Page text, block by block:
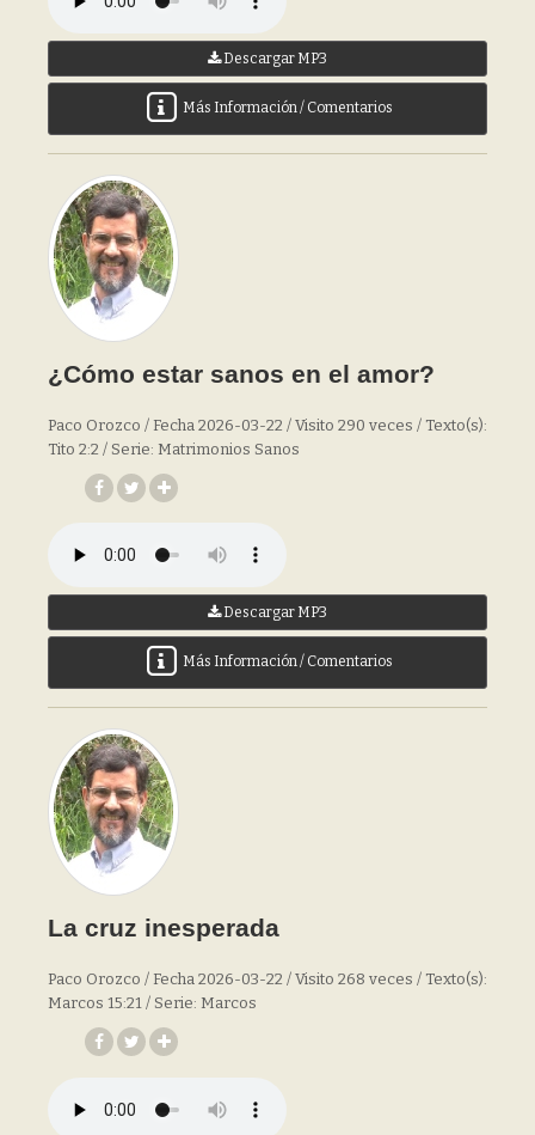
Descargar MP3
Más Información / Comentarios
¿Cómo estar sanos en el amor?
Paco Orozco / Fecha 2026-03-22 / Visito 290 veces / Texto(s):
Tito 2:2 / Serie: Matrimonios Sanos
Descargar MP3
Más Información / Comentarios
La cruz inesperada
Paco Orozco / Fecha 2026-03-22 / Visito 268 veces / Texto(s):
Marcos 15:21 / Serie: Marcos